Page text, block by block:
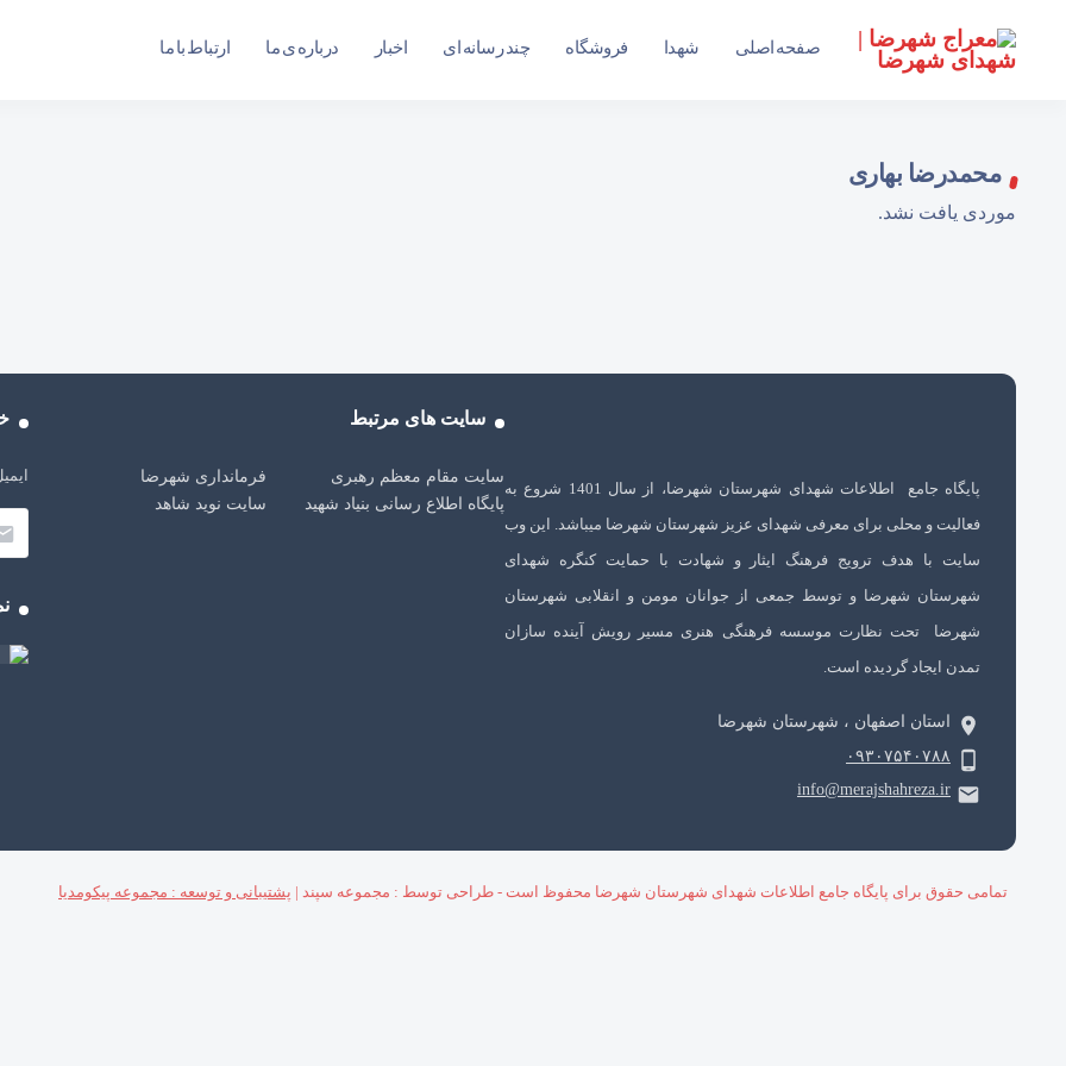
سایت جامع شهدای شهرستان شهرضا
صفحه اصلی شهدا فروشگاه چند رسانه ای اخبار درباره ی ما ارتباط با ما
محمدرضا بهاری
موردی یافت نشد.
پایگاه جامع اطلاعات شهدای شهرستان شهرضا، از سال 1401 شروع به
فعالیت و محلی برای معرفی شهدای عزیز شهرستان شهرضا میباشد. این وب
سایت با هدف ترویج فرهنگ ایثار و شهادت با حمایت کنگره شهدای
شهرستان شهرضا و توسط جمعی از جوانان مومن و انقلابی شهرستان
شهرضا تحت نظارت موسسه فرهنگی هنری مسیر رویش آینده سازان
تمدن ایجاد گردیده است.
استان اصفهان ، شهرستان شهرضا
۰۹۳۰۷۵۴۰۷۸۸
info@merajshahreza.ir
سایت های مرتبط
سایت مقام معظم رهبری
فرمانداری شهرضا
پایگاه اطلاع رسانی بنیاد شهید
سایت نوید شاهد
تمامی حقوق برای پایگاه جامع اطلاعات شهدای شهرستان شهرضا محفوظ است - طراحی توسط : مجموعه سپند | پشتیبانی و توسعه : مجموعه پیکومدیا